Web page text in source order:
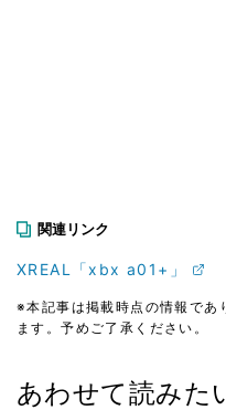
関連リンク
XREAL「xbx a01+」
※本記事は掲載時点の情報であ
ます。予めご了承ください。
あわせて読みた